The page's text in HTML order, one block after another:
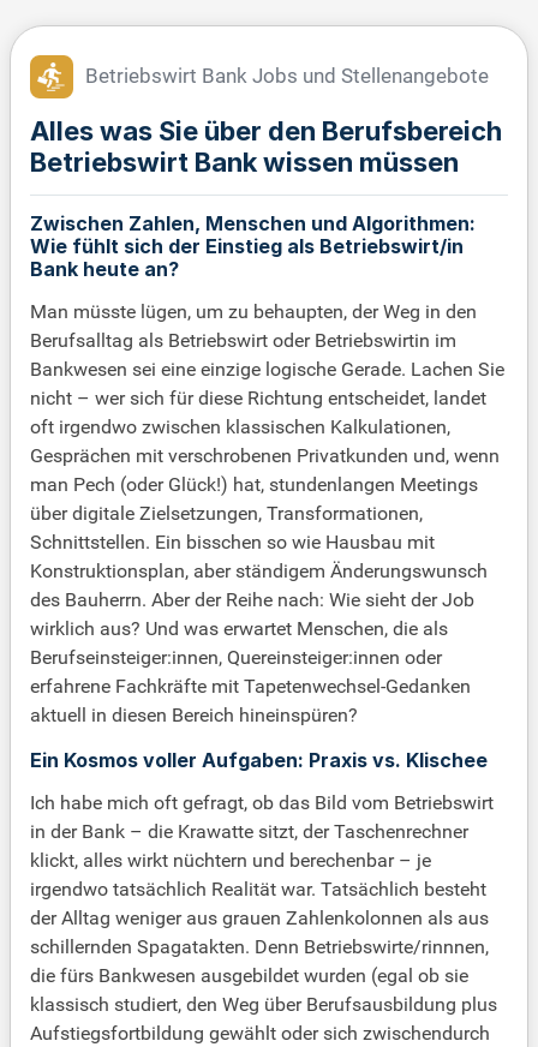
Betriebswirt Bank Jobs und Stellenangebote
Alles was Sie über den Berufsbereich
Betriebswirt Bank wissen müssen
Zwischen Zahlen, Menschen und Algorithmen:
Wie fühlt sich der Einstieg als Betriebswirt/in
Bank heute an?
Man müsste lügen, um zu behaupten, der Weg in den
Berufsalltag als Betriebswirt oder Betriebswirtin im
Bankwesen sei eine einzige logische Gerade. Lachen Sie
nicht – wer sich für diese Richtung entscheidet, landet
oft irgendwo zwischen klassischen Kalkulationen,
Gesprächen mit verschrobenen Privatkunden und, wenn
man Pech (oder Glück!) hat, stundenlangen Meetings
über digitale Zielsetzungen, Transformationen,
Schnittstellen. Ein bisschen so wie Hausbau mit
Konstruktionsplan, aber ständigem Änderungswunsch
des Bauherrn. Aber der Reihe nach: Wie sieht der Job
wirklich aus? Und was erwartet Menschen, die als
Berufseinsteiger:innen, Quereinsteiger:innen oder
erfahrene Fachkräfte mit Tapetenwechsel-Gedanken
aktuell in diesen Bereich hineinspüren?
Ein Kosmos voller Aufgaben: Praxis vs. Klischee
Ich habe mich oft gefragt, ob das Bild vom Betriebswirt
in der Bank – die Krawatte sitzt, der Taschenrechner
klickt, alles wirkt nüchtern und berechenbar – je
irgendwo tatsächlich Realität war. Tatsächlich besteht
der Alltag weniger aus grauen Zahlenkolonnen als aus
schillernden Spagatakten. Denn Betriebswirte/rinnnen,
die fürs Bankwesen ausgebildet wurden (egal ob sie
klassisch studiert, den Weg über Berufsausbildung plus
Aufstiegsfortbildung gewählt oder sich zwischendurch